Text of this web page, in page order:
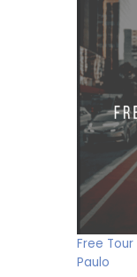
Free
Paulo